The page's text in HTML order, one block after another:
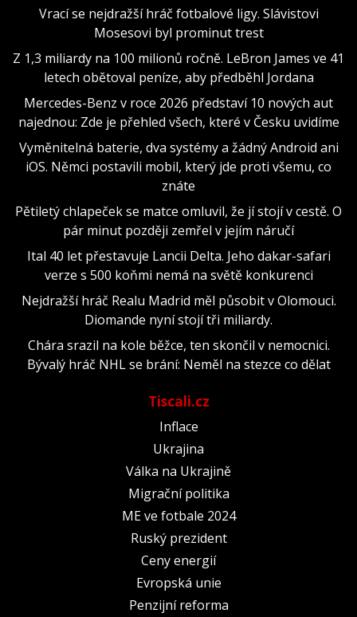
Vrací se nejdražší hráč fotbalové ligy. Slávistovi
Mosesovi byl prominut trest
Z 1,3 miliardy na 100 milionů ročně. LeBron James ve 41
letech obětoval peníze, aby předběhl Jordana
Mercedes-Benz v roce 2026 představí 10 nových aut
najednou: Zde je přehled všech, které v Česku uvidíme
Vyměnitelná baterie, dva systémy a žádný Android ani
iOS. Němci postavili mobil, který jde proti všemu, co
znáte
Pětiletý chlapeček se matce omluvil, že jí stojí v cestě. O
pár minut později zemřel v jejím náručí
Ital 40 let přestavuje Lancii Delta. Jeho dakar-safari
verze s 500 koňmi nemá na světě konkurenci
Nejdražší hráč Realu Madrid měl působit v Olomouci.
Diomande nyní stojí tři miliardy.
Chára srazil na kole běžce, ten skončil v nemocnici.
Bývalý hráč NHL se brání: Neměl na stezce co dělat
Tiscali.cz
Inflace
Ukrajina
Válka na Ukrajině
Migrační politika
ME ve fotbale 2024
Ruský prezident
Ceny energií
Evropská unie
Penzijní reforma